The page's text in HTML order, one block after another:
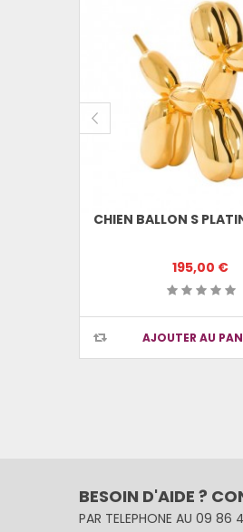
CHIEN BALLON S
195,00 €
AJOUTER AU
BESOIN D'AIDE ?
PAR TELEPHONE AU 09